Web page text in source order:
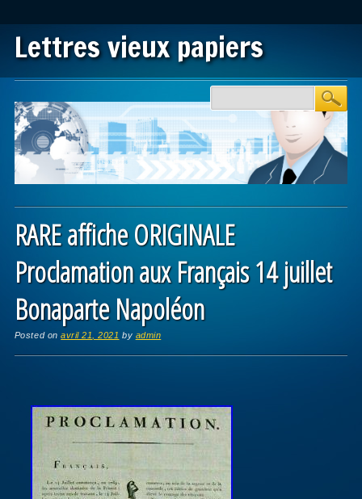
Lettres vieux papiers
Main menu
RARE affiche ORIGINALE
Proclamation aux Français 14 juillet
Bonaparte Napoléon
Posted onavril 21, 2021 by admin